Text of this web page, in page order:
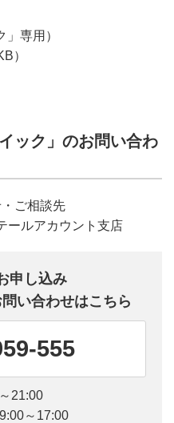
ます。
ついて案内があった場
・ご捺印いただき、下
第二リテールアカウ
費用が必要』として
金に追加費用を要求
」専用）
）
ック」のお問い合わ
ご相談先
ールアカウント支店
申し込み
い合わせはこちら
555
21:00
～17:00